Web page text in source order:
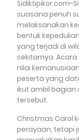
Sidiktipikor.com-
suasana penuh
melaksanakan
bentuk
yang terjadi di
sekitarnya.
nilai
peserta yang
ikut ambil
tersebut.
Christmas Carol
perayaan, tetapi